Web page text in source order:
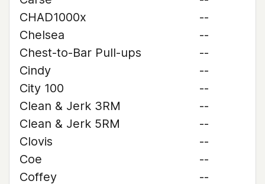
CHAD1000x
--
Chelsea
--
Chest-to-Bar Pull-ups
--
Cindy
--
City 100
--
Clean & Jerk 3RM
--
Clean & Jerk 5RM
--
Clovis
--
Coe
--
Coffey
--